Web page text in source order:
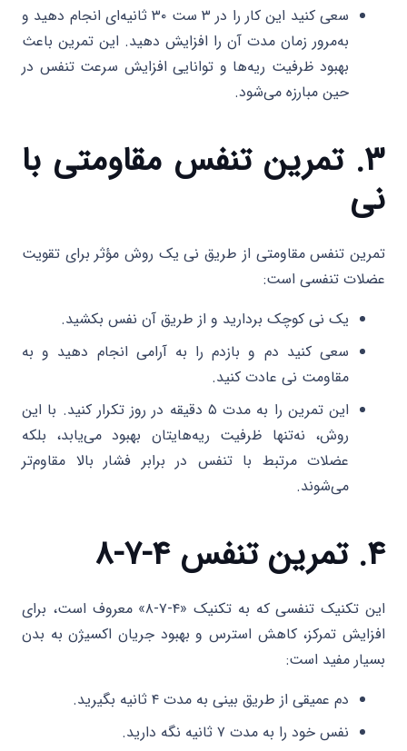
سعی کنید این کار را در ۳ ست ۳۰ ثانیه‌ای انجام دهید و
به‌مرور زمان مدت آن را افزایش دهید. این تمرین باعث
بهبود ظرفیت ریه‌ها و توانایی افزایش سرعت تنفس در
حین مبارزه می‌شود.
۳. تمرین تنفس مقاومتی با
نی
تمرین تنفس مقاومتی از طریق نی یک روش مؤثر برای تقویت
عضلات تنفسی است:
یک نی کوچک بردارید و از طریق آن نفس بکشید.
سعی کنید دم و بازدم را به آرامی انجام دهید و به
مقاومت نی عادت کنید.
این تمرین را به مدت ۵ دقیقه در روز تکرار کنید. با این
روش، نه‌تنها ظرفیت ریه‌هایتان بهبود می‌یابد، بلکه
عضلات مرتبط با تنفس در برابر فشار بالا مقاوم‌تر
می‌شوند.
۴. تمرین تنفس ۴-۷-۸
این تکنیک تنفسی که به تکنیک «۴-۷-۸» معروف است، برای
افزایش تمرکز، کاهش استرس و بهبود جریان اکسیژن به بدن
بسیار مفید است:
دم عمیقی از طریق بینی به مدت ۴ ثانیه بگیرید.
نفس خود را به مدت ۷ ثانیه نگه دارید.